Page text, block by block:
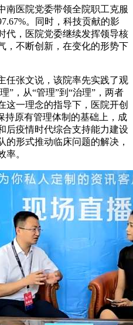
南医院党委带领全院职工克服
。同时，科技贡献的影
代，医院党委继续发挥领导核
，不断创新，在变化的形势下
任张文说，该院率先实践了观
”，从“管理”到“治理”，两者
这一理念的指导下，医院开创
持原有管理体制的基础上，成
后疫情时代综合支持能力建设
的形式推动临床问题的解决，
率。